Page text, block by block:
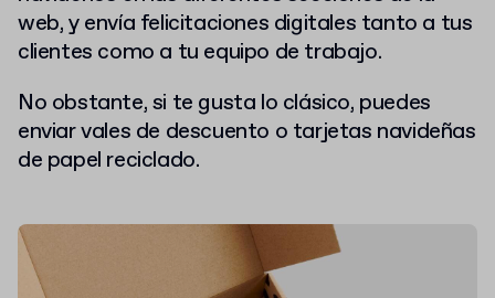
web, y envía felicitaciones digitales tanto a tus
clientes como a tu equipo de trabajo.
No obstante, si te gusta lo clásico, puedes
enviar vales de descuento o tarjetas navideñas
de papel reciclado.